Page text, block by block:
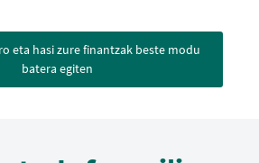
eta hasi zure finantzak beste modu
batera egiten